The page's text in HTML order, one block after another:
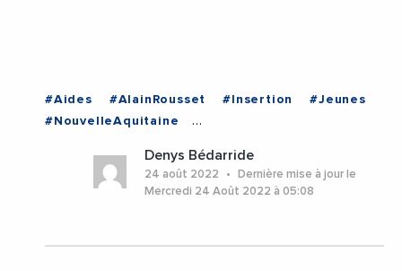
#Aides #AlainRousset #Insertion
#Jeunes
#NouvelleAquitaine
#NouvelleAquitaine
Denys Bédarride
24 août 2022
Dernière mise à jour le
Mercredi 24 Août 2022 à 05:08